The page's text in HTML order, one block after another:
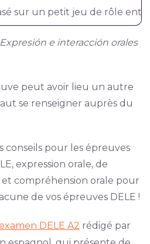
sur un petit jeu de rôle
e interacción orales
peut avoir lieu un autre
se renseigner auprès du
conseils pour les épreuves
expression orale, de
compréhension orale pour
de vos épreuves DELE !
DELE A2 rédigé par